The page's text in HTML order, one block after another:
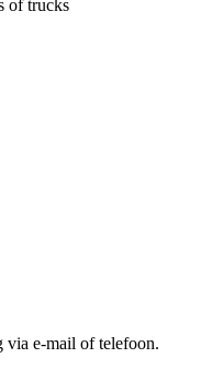
of trucks
via e-mail of telefoon.